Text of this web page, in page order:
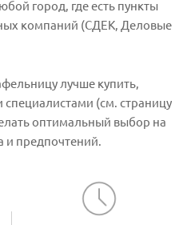
город, где есть пункты
компаний (СДЕК, Деловые
лучше купить,
(см. страницу
оптимальный выбор на
предпочтений.